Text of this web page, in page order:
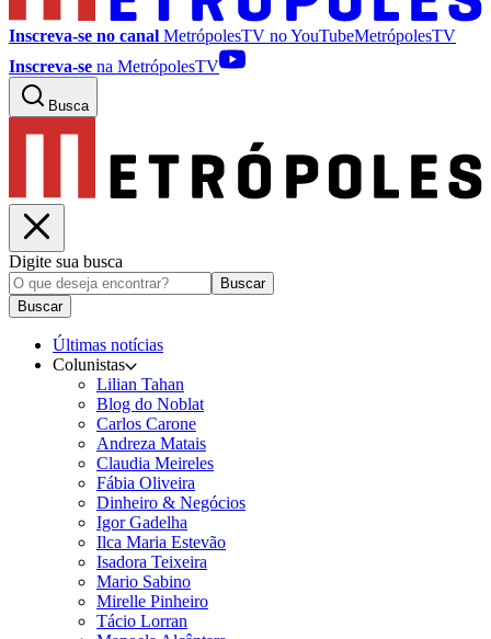
Inscreva-se no canal MetrópolesTV noYouTubeMetrópolesTV
Inscreva-se na MetrópolesTV
Busca
Digite sua busca
Buscar
Buscar
Últimas notícias
Colunistas
Lilian Tahan
Blog do Noblat
Carlos Carone
Andreza Matais
Claudia Meireles
Fábia Oliveira
Dinheiro & Negócios
Igor Gadelha
Ilca Maria Estevão
Isadora Teixeira
Mario Sabino
Mirelle Pinheiro
Tácio Lorran